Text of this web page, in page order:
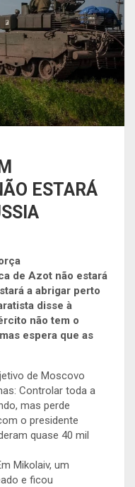
ESTARÁ
de Azot não estará
a abrigar perto
disse à
não tem o
espera que as
de Moscovo
Controlar toda a
mas perde
o presidente
quase 40 mil
Mikolaiv, um
e ficou